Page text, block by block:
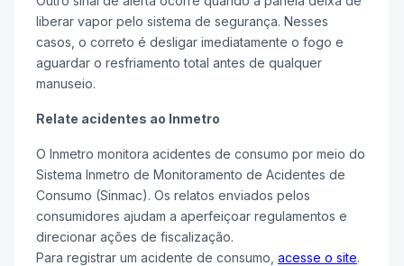
liberar vapor pelo sistema de segurança. Nesses
casos, o correto é desligar imediatamente o fogo e
aguardar o resfriamento total antes de qualquer
manuseio.
Relate acidentes ao Inmetro
O Inmetro monitora acidentes de consumo por meio do
Sistema Inmetro de Monitoramento de Acidentes de
Consumo (Sinmac). Os relatos enviados pelos
consumidores ajudam a aperfeiçoar regulamentos e
direcionar ações de fiscalização.
Para registrar um acidente de consumo, acesse o site.